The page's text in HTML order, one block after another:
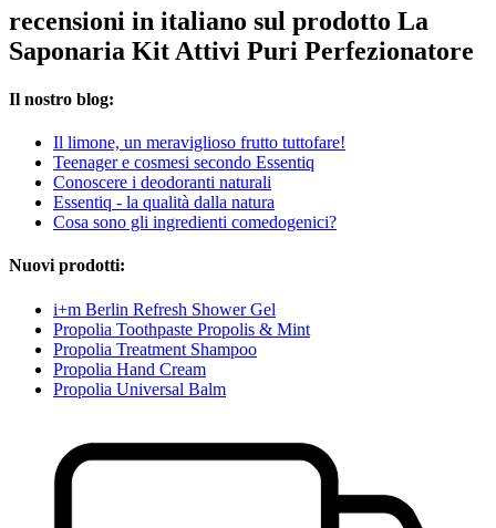
recensioni in italiano sul prodotto La
Saponaria Kit Attivi Puri Perfezionatore
Il nostro blog:
Il limone, un meraviglioso frutto tuttofare!
Teenager e cosmesi secondo Essentiq
Conoscere i deodoranti naturali
Essentiq - la qualità dalla natura
Cosa sono gli ingredienti comedogenici?
Nuovi prodotti:
i+m Berlin Refresh Shower Gel
Propolia Toothpaste Propolis & Mint
Propolia Treatment Shampoo
Propolia Hand Cream
Propolia Universal Balm